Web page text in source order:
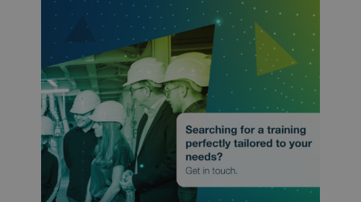
´s Moulding maintenance training course,
which covers inspection activities,
cleaning work and lubrication based on
maintenance plans and much more.